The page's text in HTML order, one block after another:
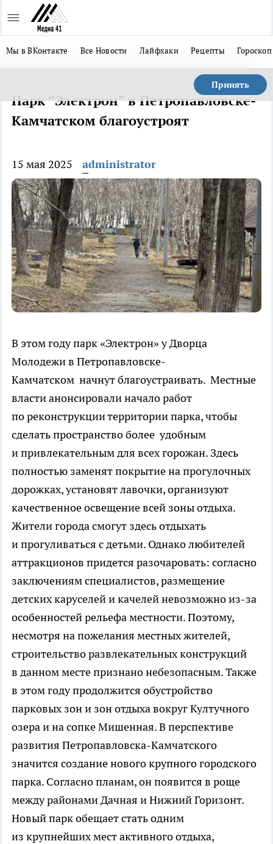
Мы в ВКонтакте Все Новости Лайфхаки Рецепты Гороскоп
Принять
Парк "Электрон" в Петропавловске-
Камчатском благоустроят
15 мая 2025 administrator
В этом году парк «Электрон» у Дворца
Молодежи в Петропавловске-
Камчатском начнут благоустраивать. Местные
власти анонсировали начало работ
по реконструкции территории парка, чтобы
сделать пространство более удобным
и привлекательным для всех горожан. Здесь
полностью заменят покрытие на прогулочных
дорожках, установят лавочки, организуют
качественное освещение всей зоны отдыха.
Жители города смогут здесь отдыхать
и прогуливаться с детьми. Однако любителей
аттракционов придется разочаровать: согласно
заключениям специалистов, размещение
детских каруселей и качелей невозможно из-за
особенностей рельефа местности. Поэтому,
несмотря на пожелания местных жителей,
строительство развлекательных конструкций
в данном месте признано небезопасным. Также
в этом году продолжится обустройство
парковых зон и зон отдыха вокруг Култучного
озера и на сопке Мишенная. В перспективе
развития Петропавловска-Камчатского
значится создание нового крупного городского
парка. Согласно планам, он появится в роще
между районами Дачная и Нижний Горизонт.
Новый парк обещает стать одним
из крупнейших мест активного отдыха,